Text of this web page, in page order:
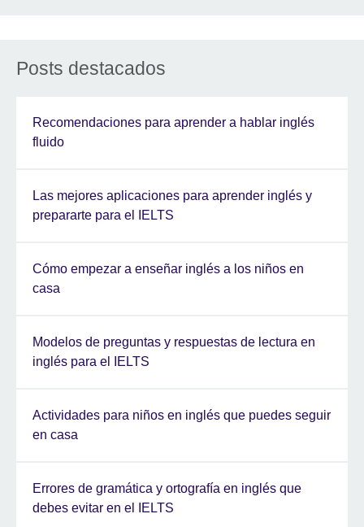
Posts destacados
Recomendaciones para aprender a hablar inglés
fluido
Las mejores aplicaciones para aprender inglés y
prepararte para el IELTS
Cómo empezar a enseñar inglés a los niños en
casa
Modelos de preguntas y respuestas de lectura en
inglés para el IELTS
Actividades para niños en inglés que puedes seguir
en casa
Errores de gramática y ortografía en inglés que
debes evitar en el IELTS